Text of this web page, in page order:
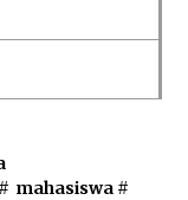
mahasiswa#